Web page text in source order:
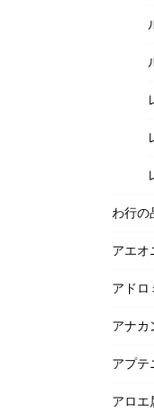
わ行の
アエオ
アドロ
アナカ
アプテ
アロエ